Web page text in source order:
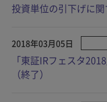
投資単位の引下げに
2018年03月05日
「東証IRフェスタ
（終了）